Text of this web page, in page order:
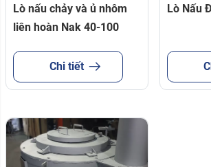
Lò nấu chảy và ủ nhôm
liên hoàn Nak 40-100
Chi tiết
Lò Nấu